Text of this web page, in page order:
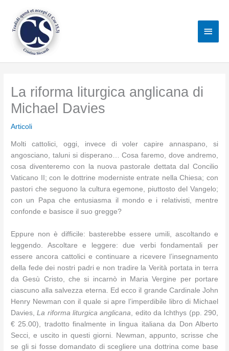
contenuto
La riforma liturgica anglicana di
Michael Davies
Articoli
Molti cattolici, oggi, invece di voler capire annaspano, si
angosciano, taluni si disperano… Cosa faremo, dove andremo,
cosa diventeremo con la nuova pastorale dettata dal Concilio
Vaticano II; con le dottrine moderniste entrate nella Chiesa; con
pastori che seguono la cultura egemone, piuttosto del Vangelo;
con un Papa che entusiasma il mondo e i relativisti, mentre
confonde e basisce il suo gregge?
Eppure non è difficile: basterebbe essere umili, ascoltando e
leggendo. Ascoltare e leggere: due verbi fondamentali per
essere ancora cattolici e continuare a ricevere l’insegnamento
della fede dei nostri padri e non tradire la Verità portata in terra
da Gesù Cristo, che si incarnò in Maria Vergine per portare
ciascuno alla salvezza eterna. Ed ecco il grande Cardinale John
Henry Newman con il quale si apre l’imperdibile libro di Michael
Davies,La riforma liturgica anglicana , edito da Ichthys (pp. 290,
€ 25.00), tradotto finalmente in lingua italiana da Don Alberto
Secci, e uscito in questi giorni. Newman, appunto, scrisse che
se gli si fosse domandato di scegliere una dottrina come base